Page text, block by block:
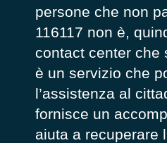
persone che non
116117 non è,
contact center che
è un servizio che
l’assistenza al
fornisce un
aiuta a recuperare